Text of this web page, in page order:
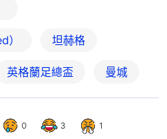
坦赫格
英格蘭足總盃 曼城
0 3 1